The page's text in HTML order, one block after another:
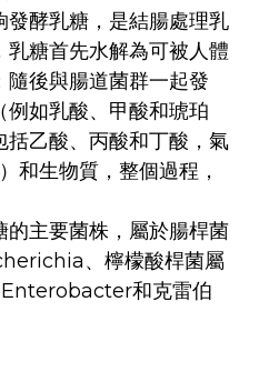
酵乳糖，是結腸處理乳
糖首先水解為可被人體
後與腸道菌群一起發
如乳酸、甲酸和琥珀
乙酸、丙酸和丁酸，氣
和生物質，整個過程，
的主要菌株，屬於腸桿菌
、檸檬酸桿菌屬
和克雷伯